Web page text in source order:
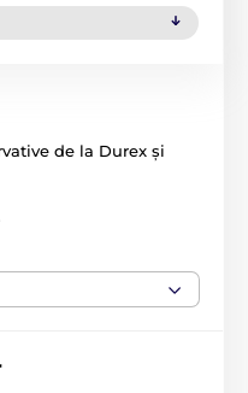
de la Durex și